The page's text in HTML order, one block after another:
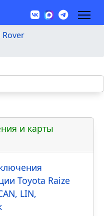
Rover
и карты
Toyota Raize
LIN,